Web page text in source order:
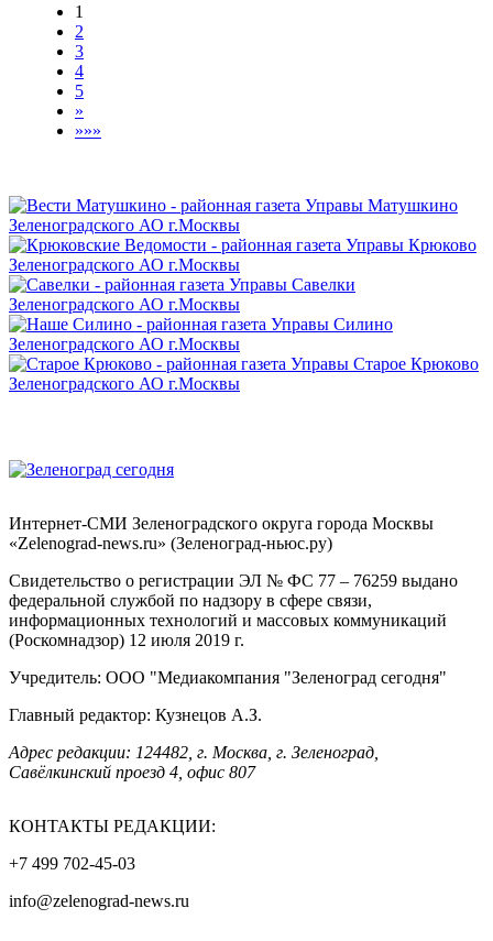
1
2
3
4
5
»
»»»
Интернет-СМИ Зеленоградского округа города Москвы
«Zelenograd-news.ru» (Зеленоград-ньюс.ру)
Свидетельство о регистрации ЭЛ № ФС 77 – 76259 выдано
федеральной службой по надзору в сфере связи,
информационных технологий и массовых коммуникаций
(Роскомнадзор) 12 июля 2019 г.
Учредитель: ООО "Медиакомпания "Зеленоград сегодня"
Главный редактор: Кузнецов А.З.
Адрес редакции: 124482, г. Москва, г. Зеленоград,
Савёлкинский проезд 4, офис 807
КОНТАКТЫ РЕДАКЦИИ:
+7 499 702-45-03
info@zelenograd-news.ru